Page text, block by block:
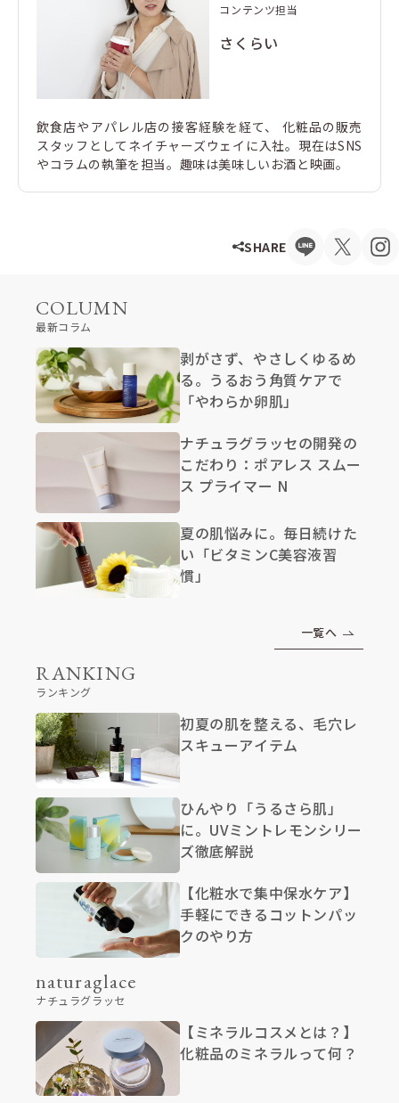
コンテンツ担当
さくらい
飲食店やアパレル店の接客経験を経て、 化粧品の販売
スタッフとしてネイチャーズウェイに入社。現在はSNS
やコラムの執筆を担当。趣味は美味しいお酒と映画。
SHARE
COLUMN
最新コラム
剥がさず、やさしくゆるめ
る。うるおう角質ケアで
「やわらか卵肌」
ナチュラグラッセの開発の
こだわり：ポアレス スムー
ス プライマー N
夏の肌悩みに。毎日続けた
い「ビタミンC美容液習
慣」
一覧へ
RANKING
ランキング
初夏の肌を整える、毛穴レ
スキューアイテム
ひんやり「うるさら肌」
に。UVミントレモンシリー
ズ徹底解説
【化粧水で集中保水ケア】
手軽にできるコットンパッ
クのやり方
naturaglace
ナチュラグラッセ
【ミネラルコスメとは？】
化粧品のミネラルって何？